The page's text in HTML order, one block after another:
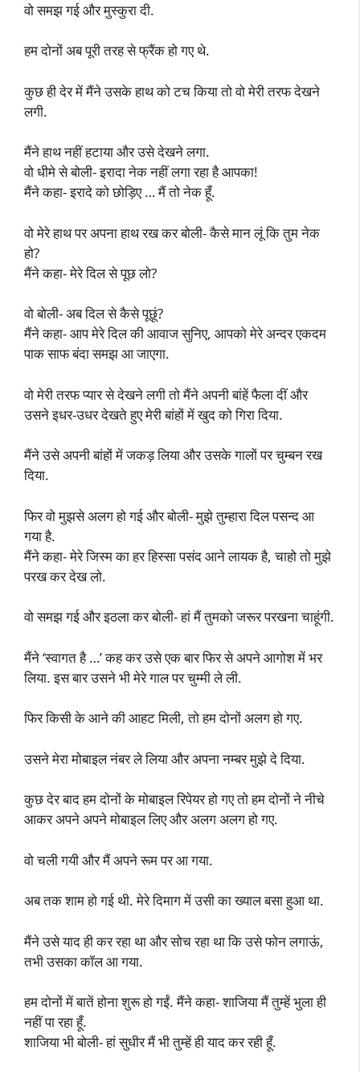
वो समझ गई और मुस्कुरा दी.
हम दोनों अब पूरी तरह से फ्रैंक हो गए थे.
कुछ ही देर में मैंने उसके हाथ को टच किया तो वो मेरी तरफ देखने
लगी.
मैंने हाथ नहीं हटाया और उसे देखने लगा.
वो धीमे से बोली- इरादा नेक नहीं लगा रहा है आपका!
मैंने कहा- इरादे को छोड़िए … मैं तो नेक हूँ.
वो मेरे हाथ पर अपना हाथ रख कर बोली- कैसे मान लूं कि तुम नेक
हो?
मैंने कहा- मेरे दिल से पूछ लो?
वो बोली- अब दिल से कैसे पूछूं?
मैंने कहा- आप मेरे दिल की आवाज सुनिए, आपको मेरे अन्दर एकदम
पाक साफ बंदा समझ आ जाएगा.
वो मेरी तरफ प्यार से देखने लगी तो मैंने अपनी बांहें फैला दीं और
उसने इधर-उधर देखते हुए मेरी बांहों में खुद को गिरा दिया.
मैंने उसे अपनी बांहों में जकड़ लिया और उसके गालों पर चुम्बन रख
दिया.
फिर वो मुझसे अलग हो गई और बोली- मुझे तुम्हारा दिल पसन्द आ
गया है.
मैंने कहा- मेरे जिस्म का हर हिस्सा पसंद आने लायक है, चाहो तो मुझे
परख कर देख लो.
वो समझ गई और इठला कर बोली- हां मैं तुमको जरूर परखना चाहूंगी.
मैंने ‘स्वागत है …’ कह कर उसे एक बार फिर से अपने आगोश में भर
लिया. इस बार उसने भी मेरे गाल पर चुम्मी ले ली.
फिर किसी के आने की आहट मिली, तो हम दोनों अलग हो गए.
उसने मेरा मोबाइल नंबर ले लिया और अपना नम्बर मुझे दे दिया.
कुछ देर बाद हम दोनों के मोबाइल रिपेयर हो गए तो हम दोनों ने नीचे
आकर अपने अपने मोबाइल लिए और अलग अलग हो गए.
वो चली गयी और मैं अपने रूम पर आ गया.
अब तक शाम हो गई थी. मेरे दिमाग में उसी का ख्याल बसा हुआ था.
मैंने उसे याद ही कर रहा था और सोच रहा था कि उसे फोन लगाऊं,
तभी उसका कॉल आ गया.
हम दोनों में बातें होना शुरू हो गईं. मैंने कहा- शाजिया मैं तुम्हें भुला ही
नहीं पा रहा हूँ.
शाजिया भी बोली- हां सुधीर मैं भी तुम्हें ही याद कर रही हूँ.